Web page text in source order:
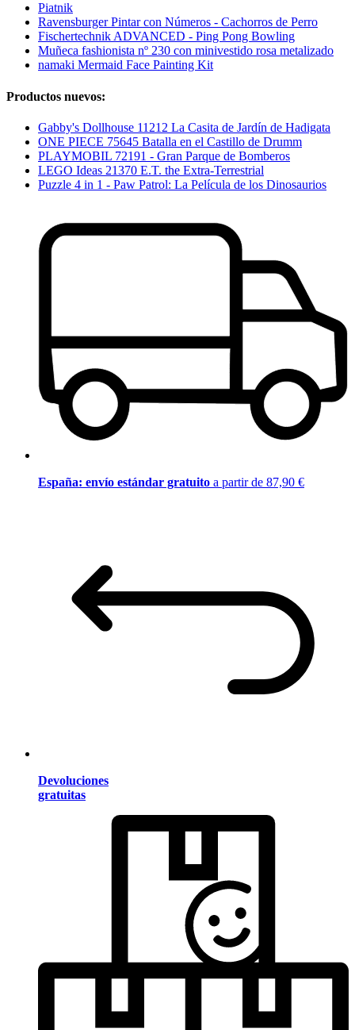
Piatnik
Ravensburger Pintar con Números - Cachorros de Perro
Fischertechnik ADVANCED - Ping Pong Bowling
Muñeca fashionista nº 230 con minivestido rosa metalizado
namaki Mermaid Face Painting Kit
Productos nuevos:
Gabby's Dollhouse 11212 La Casita de Jardín de Hadigata
ONE PIECE 75645 Batalla en el Castillo de Drumm
PLAYMOBIL 72191 - Gran Parque de Bomberos
LEGO Ideas 21370 E.T. the Extra-Terrestrial
Puzzle 4 in 1 - Paw Patrol: La Película de los Dinosaurios
España: envío estándar gratuito a partir de 87,90 €
Devoluciones
gratuitas